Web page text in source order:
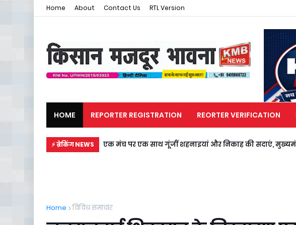
Home About Contact Us RTL Version
HOME REPORTER REGISTRATION REORTER VERIFICATION
मजदूर समाचार राजनीति
⚡ ब्रेकिंग NEWS एक मंच पर एक साथ गूंजीं शहनाइयां और निकाह की सदाएं,
Home विविध समाचार